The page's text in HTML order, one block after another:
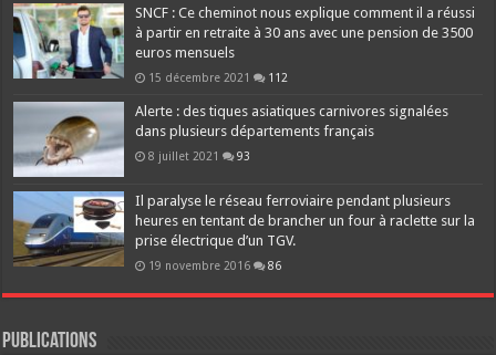
SNCF : Ce cheminot nous explique comment il a réussi
à partir en retraite à 30 ans avec une pension de 3500
euros mensuels
15 décembre 2021 112
Alerte : des tiques asiatiques carnivores signalées
dans plusieurs départements français
8 juillet 2021 93
Il paralyse le réseau ferroviaire pendant plusieurs
heures en tentant de brancher un four à raclette sur la
prise électrique d’un TGV.
19 novembre 2016 86
Publications